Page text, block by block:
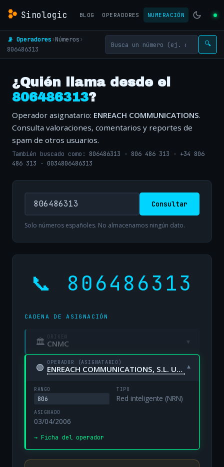
Sinologic BLOG OPERADORES NUMERACIÓN
📡 Operadores›Números›
806486313
🔍
¿Quién llama desde el
806486313?
Operador asignatario: ENREACH COMMUNICATIONS.
Consulta valoraciones, comentarios y reportes de
spam de otros usuarios.
También buscado como: 806486313 · 806 486 313 · +34 806
486 313 · 0034806486313
Consultar
Solo números españoles. No almacenamos ningún dato.
📞 806486313
CADENA DE ASIGNACIÓN
🏛 ORIGEN
CNMC ▾
🟢 OPERADOR (ASIGNATARIO)
ENREACH COMMUNICATIONS, S.L. UNIPERSONAL ▾
RANGO
806
TIPO
Red inteligente (NRN)
ASIGNADO
03/04/2006
→ Ficha del operador